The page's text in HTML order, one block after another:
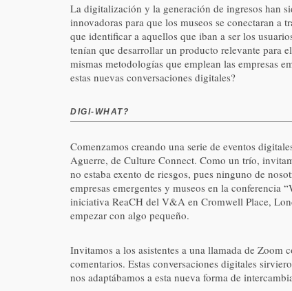
La digitalización y la generación de ingresos han
innovadoras para que los museos se conectaran
que identificar a aquellos que iban a ser los
tenían que desarrollar un producto relevante para
mismas metodologías que emplean las empresas
estas nuevas conversaciones digitales?
DIGI-WHAT?
Comenzamos creando una serie de eventos
Aguerre, de Culture Connect. Como un trío,
no estaba exento de riesgos, pues ninguno de
empresas emergentes y museos en la conferencia
iniciativa ReaCH del V&A en Cromwell Place,
empezar con algo pequeño.
Invitamos a los asistentes a una llamada de Zoom
comentarios. Estas conversaciones digitales
nos adaptábamos a esta nueva forma de